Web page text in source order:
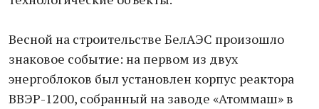
Весной на строительстве БелАЭС произошло
знаковое событие: на первом из двух
энергоблоков был установлен корпус реактора
ВВЭР-1200, собранный на заводе «Атоммаш» в